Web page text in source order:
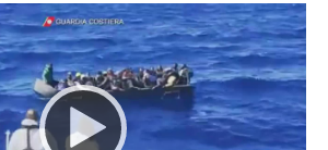
Video
Player